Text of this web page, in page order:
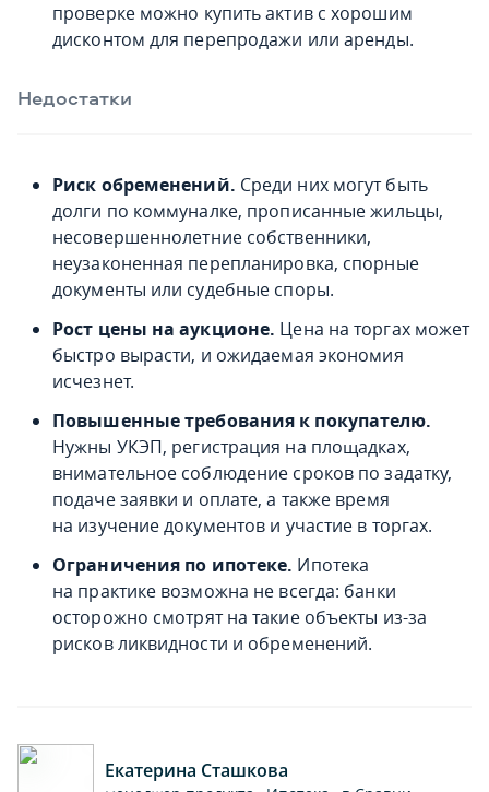
проверке можно купить актив с хорошим
дисконтом для перепродажи или аренды.
Недостатки
Риск обременений. Среди них могут быть
долги по коммуналке, прописанные жильцы,
несовершеннолетние собственники,
неузаконенная перепланировка, спорные
документы или судебные споры.
Рост цены на аукционе. Цена на торгах может
быстро вырасти, и ожидаемая экономия
исчезнет.
Повышенные требования к покупателю.
Нужны УКЭП, регистрация на площадках,
внимательное соблюдение сроков по задатку,
подаче заявки и оплате, а также время
на изучение документов и участие в торгах.
Ограничения по ипотеке. Ипотека
на практике возможна не всегда: банки
осторожно смотрят на такие объекты из-за
рисков ликвидности и обременений.
Екатерина Сташкова